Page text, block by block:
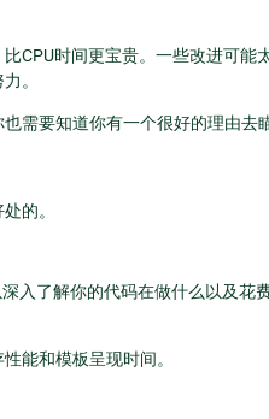
CPU时间更宝贵。一些改进可能
。
需要知道你有一个很好的理由去
的。
入了解你的代码在做什么以及花
能和模板呈现时间。